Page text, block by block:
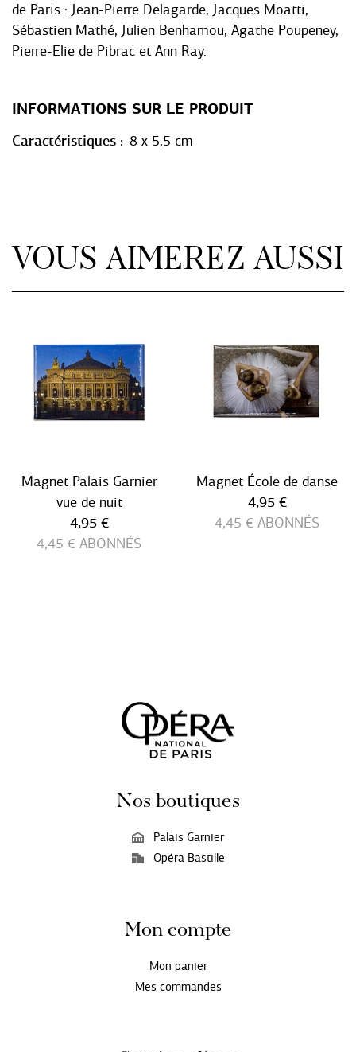
de Paris : Jean-Pierre Delagarde, Jacques Moatti,
Sébastien Mathé, Julien Benhamou, Agathe Poupeney,
Pierre-Elie de Pibrac et Ann Ray.
INFORMATIONS SUR LE PRODUIT
Caractéristiques 8 x 5,5 cm
VOUS AIMEREZ AUSSI
Magnet Palais Garnier
vue de nuit
Prix ​​actuel
4,95 €
4,45 € ABONNÉS
Magnet École de danse
Prix ​​actuel
4,95 €
4,45 € ABONNÉS
Nos boutiques
Palais Garnier
Opéra Bastille
Mon compte
Mon panier
Mes commandes